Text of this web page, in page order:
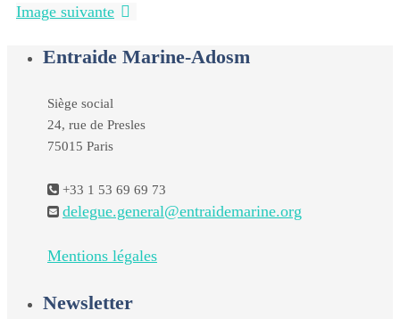
Image suivante
Entraide Marine-Adosm
Siège social
24, rue de Presles
75015 Paris
+33 1 53 69 69 73
delegue.general@entraidemarine.org
Mentions légales
Newsletter